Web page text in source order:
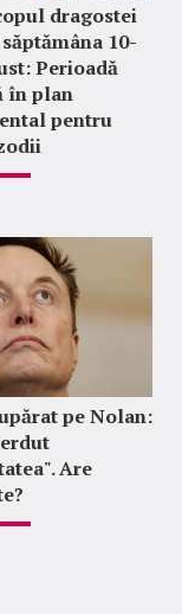
dragostei
10-
Perioadă
în plan
pentru
pe Nolan:
Are